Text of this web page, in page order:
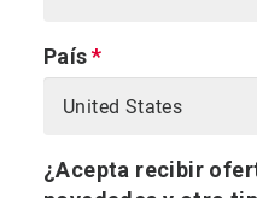
País
¿Acepta recibir